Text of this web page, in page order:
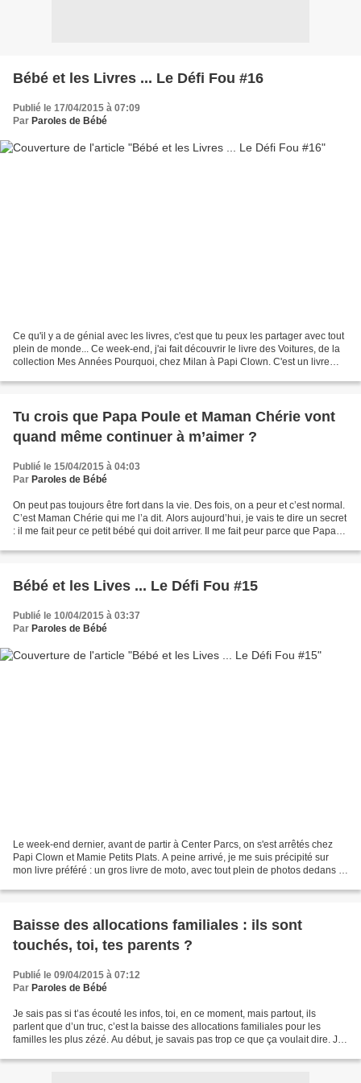
Bébé et les Livres ... Le Défi Fou #16
Publié le 17/04/2015 à 07:09
Par Paroles de Bébé
Ce qu'il y a de génial avec les livres, c'est que tu peux les partager avec tout
plein de monde... Ce week-end, j'ai fait découvrir le livre des Voitures, de la
collection Mes Années Pourquoi, chez Milan à Papi Clown. C'est un livre
Tu crois que Papa Poule et Maman Chérie vont
quand même continuer à m’aimer ?
Publié le 15/04/2015 à 04:03
Par Paroles de Bébé
On peut pas toujours être fort dans la vie. Des fois, on a peur et c’est normal.
C’est Maman Chérie qui me l’a dit. Alors aujourd’hui, je vais te dire un secret
: il me fait peur ce petit bébé qui doit arriver. Il me fait peur parce que Papa
Bébé et les Lives ... Le Défi Fou #15
Publié le 10/04/2015 à 03:37
Par Paroles de Bébé
Le week-end dernier, avant de partir à Center Parcs, on s'est arrêtés chez
Papi Clown et Mamie Petits Plats. A peine arrivé, je me suis précipité sur
mon livre préféré : un gros livre de moto, avec tout plein de photos dedans !
Baisse des allocations familiales : ils sont
touchés, toi, tes parents ?
Publié le 09/04/2015 à 07:12
Par Paroles de Bébé
Je sais pas si t’as écouté les infos, toi, en ce moment, mais partout, ils
parlent que d’un truc, c’est la baisse des allocations familiales pour les
familles les plus zézé. Au début, je savais pas trop ce que ça voulait dire. Je